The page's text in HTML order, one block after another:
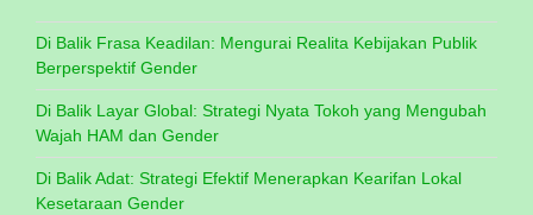
Di Balik Frasa Keadilan: Mengurai Realita Kebijakan Publik
Berperspektif Gender
Di Balik Layar Global: Strategi Nyata Tokoh yang Mengubah
Wajah HAM dan Gender
Di Balik Adat: Strategi Efektif Menerapkan Kearifan Lokal
Kesetaraan Gender